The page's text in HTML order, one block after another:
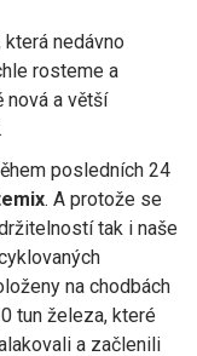
která nedávno
rosteme a
nová a větší
posledních 24
. A protože se
tak i naše
na chodbách
tun železa, které
a začlenili